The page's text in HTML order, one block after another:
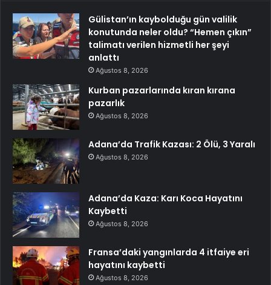
Gülistan’ın kaybolduğu gün valilik
konutunda neler oldu? “Hemen çıkın”
talimatı verilen hizmetli her şeyi
anlattı
Ağustos 8, 2026
Kurban pazarlarında kıran kırana
pazarlık
Ağustos 8, 2026
Adana’da Trafik Kazası: 2 Ölü, 3 Yaralı
Ağustos 8, 2026
Adana’da Kaza: Karı Koca Hayatını
Kaybetti
Ağustos 8, 2026
Fransa’daki yangınlarda 4 itfaiye eri
hayatını kaybetti
Ağustos 8, 2026